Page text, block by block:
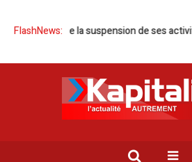
FlashNews:
annonce la suspension de ses activités